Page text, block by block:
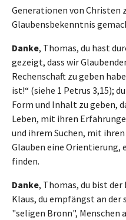
Generationen von Christen
Glaubensbekenntnis
Danke, Thomas, du hast
gezeigt, dass wir
Rechenschaft zu geben
ist!“ (siehe 1 Petrus 3,15);
Form und Inhalt zu geben,
Leben, mit ihren
und ihrem Suchen, mit
Glauben eine Orientierung,
finden.
Danke, Thomas, du bist
Klaus, du empfängst an der
"seligen Bronn", Menschen